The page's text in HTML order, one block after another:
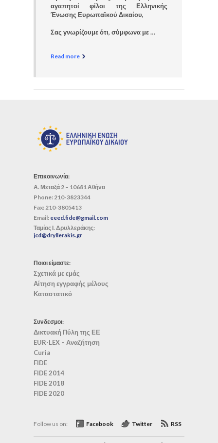
αγαπητοί φίλοι της Ελληνικής
Ένωσης Ευρωπαϊκού Δικαίου,
Σας γνωρίζουμε ότι, σύμφωνα με …
Read more
Επικοινωνία:
Α. Μεταξά 2 – 10681 Αθήνα
Phone:210-3823344
Fax:210-3805413
Email: eeed.fide@gmail.com
Ταμίας Ι. Δρυλλεράκης:
jcd@dryllerakis.gr
Ποιοι είμαστε:
Σχετικά με εμάς
Αίτηση εγγραφής μέλους
Καταστατικό
Συνδεσμοι:
Δικτυακή Πύλη της ΕΕ
EUR-LEX – Αναζήτηση
Curia
FIDE
FIDE 2014
FIDE 2018
FIDE 2020
Follow us on: Facebook Twitter RSS